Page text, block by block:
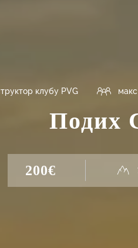
клубу PVG
Подих
200€